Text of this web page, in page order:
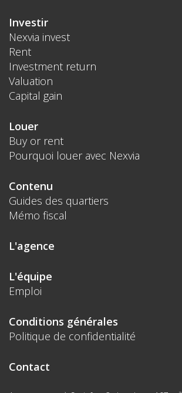
Investir
Nexvia invest
Rent
Investment return
Valuation
Capital gain
Louer
Buy or rent
Pourquoi louer avec Nexvia
Contenu
Guides des quartiers
Mémo fiscal
L'agence
L'équipe
Emploi
Conditions générales
Politique de confidentialité
Contact